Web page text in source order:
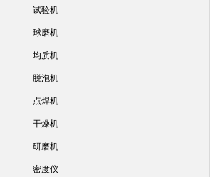
试验机
球磨机
均质机
脱泡机
点焊机
干燥机
研磨机
密度仪